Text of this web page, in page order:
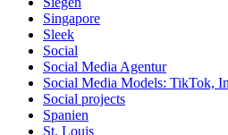
Singapore
Sleek
Social
Social Media Agentur
Social Media Models: TikTok,
Social projects
Spanien
St. Louis